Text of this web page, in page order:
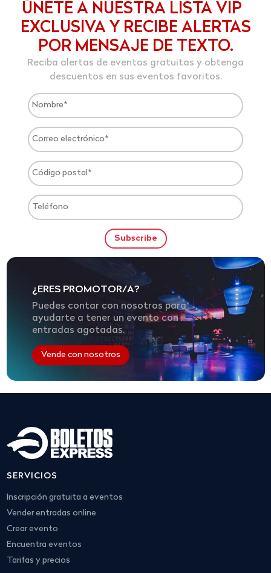
ÚNETE A NUESTRA LISTA VIP
EXCLUSIVA Y RECIBE ALERTAS
POR MENSAJE DE TEXTO.
Reciba alertas de eventos gratuitas y obtenga
descuentos en sus eventos favoritos.
¿ERES PROMOTOR/A?
Puedes contar con nosotros para
ayudarte a tener un evento con
entradas agotadas.
Vende con nosotros
SERVICIOS
Inscripción gratuita a eventos
Vender entradas online
Crear evento
Encuentra eventos
Tarifas y precios